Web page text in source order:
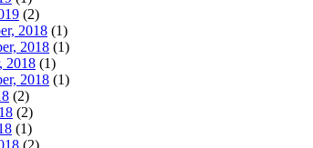
(2)
2018 (1)
2018 (1)
2018 (1)
2018 (1)
(2)
(2)
(1)
(2)